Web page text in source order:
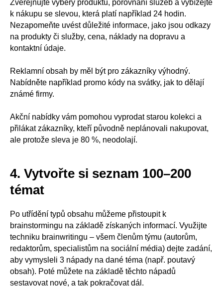
Zveřejňujte výběry produktů, porovnání služeb a vybízejte
k nákupu se slevou, která platí například 24 hodin.
Nezapomeňte uvést důležité informace, jako jsou odkazy
na produkty či služby, cena, náklady na dopravu a
kontaktní údaje.
Reklamní obsah by měl být pro zákazníky výhodný.
Nabídněte například promo kódy na svátky, jak to dělají
známé firmy.
Akční nabídky vám pomohou vyprodat starou kolekci a
přilákat zákazníky, kteří původně neplánovali nakupovat,
ale protože sleva je 80 %, neodolají.
4. Vytvořte si seznam 100–200
témat
Po utřídění typů obsahu můžeme přistoupit k
brainstormingu na základě získaných informací. Využijte
techniku brainwritingu – všem členům týmu (autorům,
redaktorům, specialistům na sociální média) dejte zadání,
aby vymysleli 3 nápady na dané téma (např. poutavý
obsah). Poté můžete na základě těchto nápadů
sestavovat nové, a tak pokračovat dál.